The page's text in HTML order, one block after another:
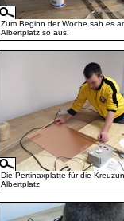
Zum Beginn der Woche sah es
Albertplatz so aus.
Die Pertinaxplatte für die
Albertplatz